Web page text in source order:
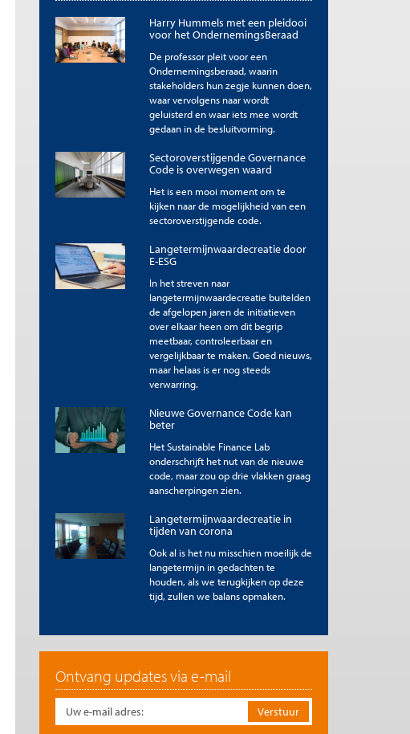
Harry Hummels met een pleidooi
voor het OndernemingsBeraad
De professor pleit voor een
Ondernemingsberaad, waarin
stakeholders hun zegje kunnen doen,
waar vervolgens naar wordt
geluisterd en waar iets mee wordt
gedaan in de besluitvorming.
Sectoroverstijgende Governance
Code is overwegen waard
Het is een mooi moment om te
kijken naar de mogelijkheid van een
sectoroverstijgende code.
Langetermijnwaardecreatie door
E-ESG
In het streven naar
langetermijnwaardecreatie buitelden
de afgelopen jaren de initiatieven
over elkaar heen om dit begrip
meetbaar, controleerbaar en
vergelijkbaar te maken. Goed nieuws,
maar helaas is er nog steeds
verwarring.
Nieuwe Governance Code kan
beter
Het Sustainable Finance Lab
onderschrijft het nut van de nieuwe
code, maar zou op drie vlakken graag
aanscherpingen zien.
Langetermijnwaardecreatie in
tijden van corona
Ook al is het nu misschien moeilijk de
langetermijn in gedachten te
houden, als we terugkijken op deze
tijd, zullen we balans opmaken.
Ontvang updates via e-mail